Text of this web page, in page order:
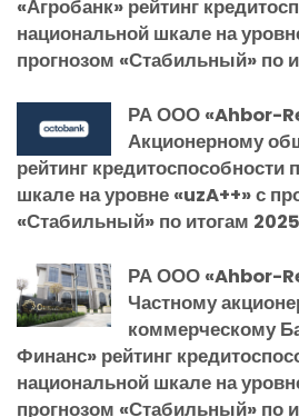
«Агробанк» рейтинг
национальной шкале на
прогнозом «Стабильный» по
РА ООО «Ahbor-
Акционерному
рейтинг кредитоспособности
шкале на уровне «uzA++» с
«Стабильный» по итогам
РА ООО «Ahbor-
Частному
коммерческому
Финанс» рейтинг
национальной шкале на
прогнозом «Стабильный» по